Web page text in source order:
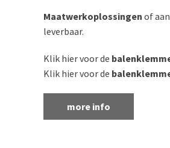
Maatwerkoplossingen of
leverbaar.
Klik hier voor de
Klik hier voor de
more info